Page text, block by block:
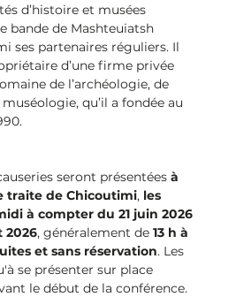
d’histoire et musées
bande de Mashteuiatsh
ses partenaires réguliers. Il
d’une firme privée
de l’archéologie, de
qu’il a fondée au
seront présentées à
traite de Chicoutimi, les
à compter du 21 juin 2026
2026, généralement de 13 h à
et sans réservation. Les
se présenter sur place
le début de la conférence.